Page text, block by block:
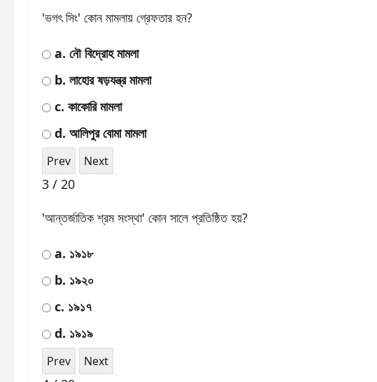
'ভগৎ সিং' কোন মামলায় গ্রেফতার হন?
a. নৌ বিদ্রোহ মামলা
b. লাহোর ষড়যন্ত্র মামলা
c. কাকোরি মামলা
d. আলিপুর বোমা মামলা
3 / 20
'আন্তর্জাতিক শ্রম সংস্থা' কোন সালে প্রতিষ্ঠিত হয়?
a. ১৯১৮
b. ১৯২০
c. ১৯১৭
d. ১৯১৯